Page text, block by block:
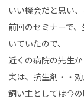
いい機会だと思い
前回のセミナーで
いていたので、
近くの病院の先生
実は、抗生剤・・
飼い主としては今